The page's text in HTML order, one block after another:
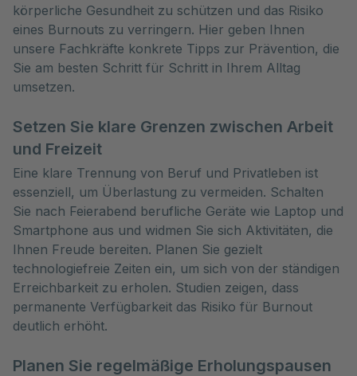
körperliche Gesundheit zu schützen und das Risiko
eines Burnouts zu verringern. Hier geben Ihnen
unsere Fachkräfte konkrete Tipps zur Prävention, die
Sie am besten Schritt für Schritt in Ihrem Alltag
umsetzen.
Setzen Sie klare Grenzen zwischen Arbeit
und Freizeit
Eine klare Trennung von Beruf und Privatleben ist
essenziell, um Überlastung zu vermeiden. Schalten
Sie nach Feierabend berufliche Geräte wie Laptop und
Smartphone aus und widmen Sie sich Aktivitäten, die
Ihnen Freude bereiten. Planen Sie gezielt
technologiefreie Zeiten ein, um sich von der ständigen
Erreichbarkeit zu erholen. Studien zeigen, dass
permanente Verfügbarkeit das Risiko für Burnout
deutlich erhöht.
Planen Sie regelmäßige Erholungspausen